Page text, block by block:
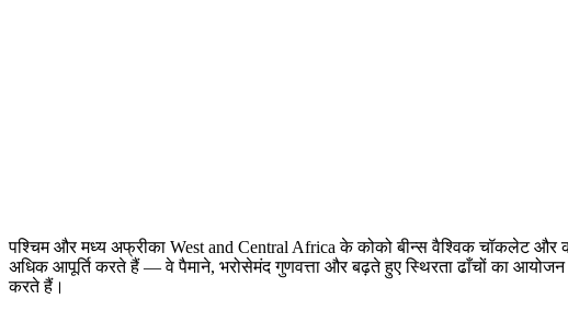
पश्चिम और मध्य अफ्रीका West and Central Africa के कोको बीन्स वैश्विक चॉकलेट और
अधिक आपूर्ति करते हैं — वे पैमाने, भरोसेमंद गुणवत्ता और बढ़ते हुए स्थिरता ढाँचों का
करते हैं।